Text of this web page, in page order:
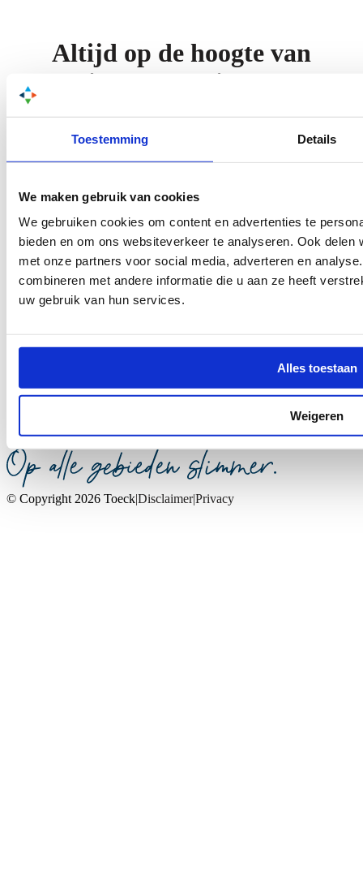
Toestemming Details
We maken gebruik van cookies
We gebruiken cookies om content en advertenties te
bieden en om ons websiteverkeer te analyseren. Ook
met onze partners voor social media, adverteren en
combineren met andere informatie die u aan ze heeft
uw gebruik van hun services.
Alles toestaan
Weigeren
Altijd op de hoogte van
nieuwbouwnieuws?
Aanmelden
Mr. W.M. Oppedijk van Veenweg 8 | 9251 GA Burgum |
© Copyright 2026 ToeckDisclaimerPrivacy